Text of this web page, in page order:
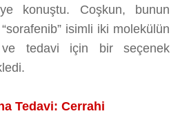
konuştu. Coşkun, bunun
“sorafenib” isimli iki molekülün
ve tedavi için bir seçenek
Tedavi: Cerrahi